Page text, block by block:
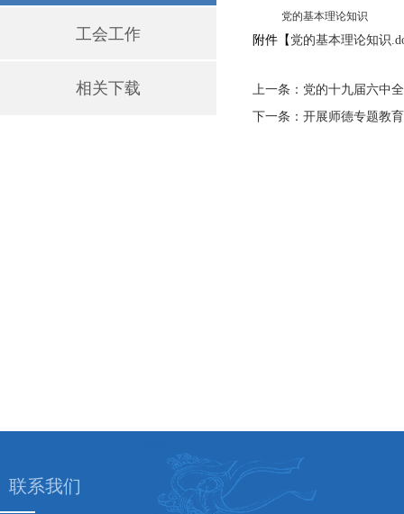
工会工作
相关下载
党的基本理论知识
附件【 党的基本理论知识
上一条：党的十九届六中
下一条：开展师德专题教育
联系我们